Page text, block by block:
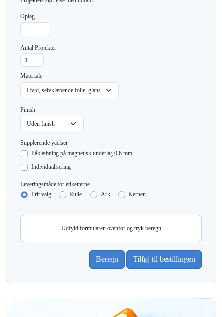
Oplag
Antal Projekter
Materiale
Finish
Supplerende ydelser
Påklæbning på magnetisk underlag 0,6 mm
Individualisering
Leveringsmåde for etiketterne
Frit valg
Rulle Ark Kernen
Udfyld formularen ovenfor og tryk beregn